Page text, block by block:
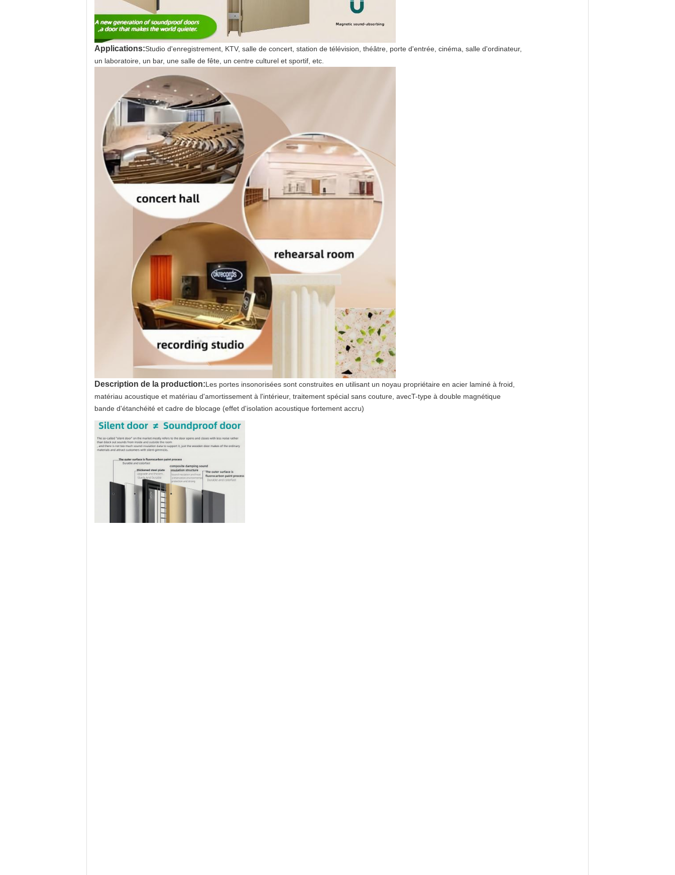
Applications:Studio d'enregistrement, KTV, salle de concert, station de télévision, théâtre, porte d'entrée, cinéma, salle d'ordinateur,
un laboratoire, un bar, une salle de fête, un centre culturel et sportif, etc.
Description de la production:Les portes insonorisées sont construites en utilisant un noyau propriétaire en acier laminé à froid,
matériau acoustique et matériau d'amortissement à l'intérieur, traitement spécial sans couture, avecT-type à double magnétique
bande d'étanchéité et cadre de blocage (effet d'isolation acoustique fortement accru)